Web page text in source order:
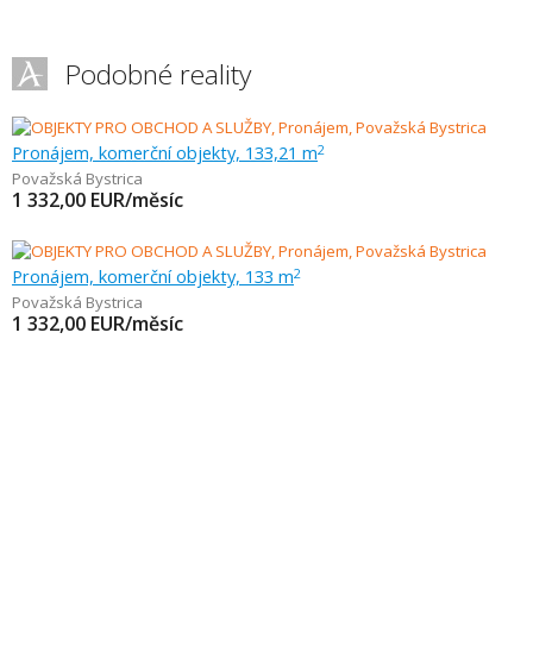
Podobné reality
Pronájem, komerční objekty, 133,21 m2
Považská Bystrica
1 332,00 EUR/měsíc
Pronájem, komerční objekty, 133 m2
Považská Bystrica
1 332,00 EUR/měsíc